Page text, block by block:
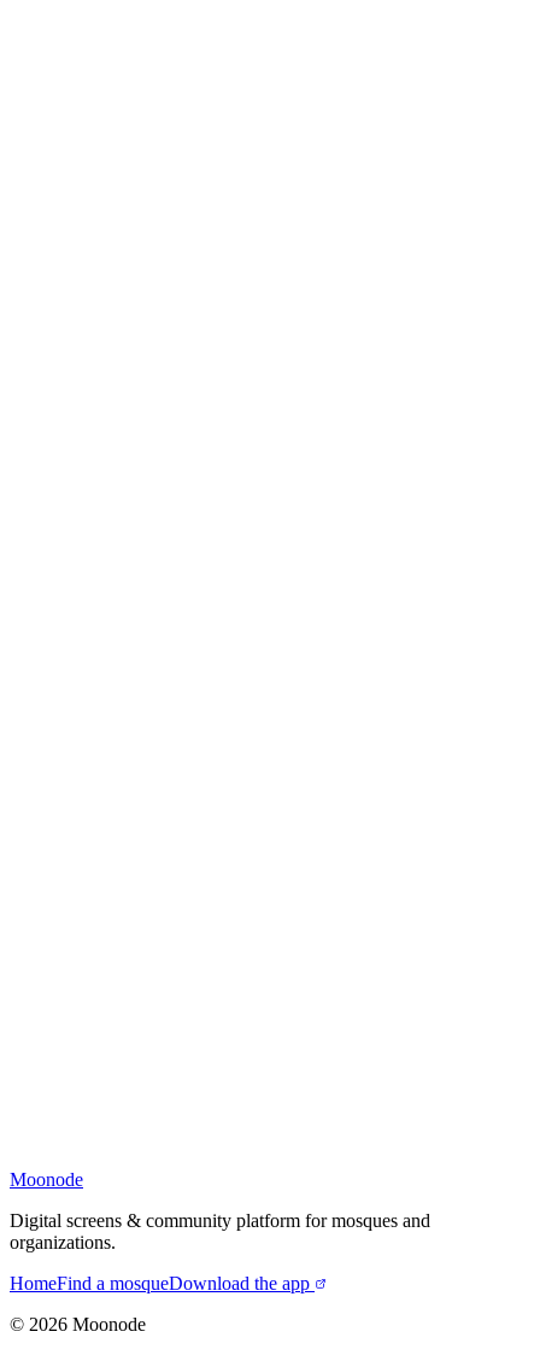
Moonode
Digital screens & community platform for mosques and
organizations.
HomeFind a mosqueDownload the app
© 2026 Moonode